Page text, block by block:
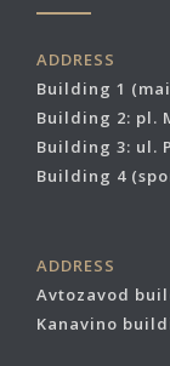
ADDRESS
Building 1
Building 2: pl.
Building 3: ul.
Building 4
ADDRESS
Avtozavod
Kanavino